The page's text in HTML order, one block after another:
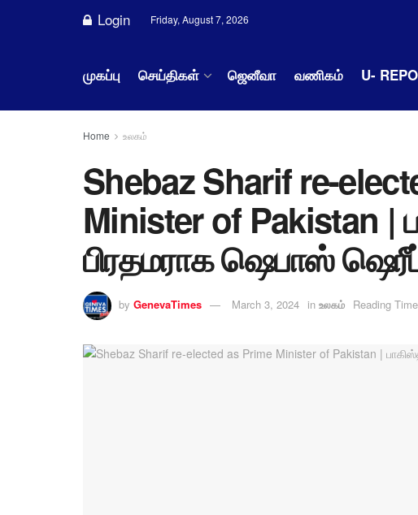
Login Friday, August 7, 2026
முகப்பு செய்திகள் ஜெனீவா வணிகம் U-
Home உலகம்
Shebaz Sharif re-
Minister of Pakistan |
பிரதமராக ஷெபாஸ்
by GenevaTimes March 3, 2024 in உலகம் Reading